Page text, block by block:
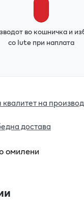
во кошничка и
со Iute при наплата
квалитет на
достава
омилени